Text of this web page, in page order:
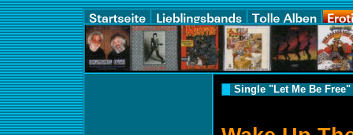
Single "Let Me Be